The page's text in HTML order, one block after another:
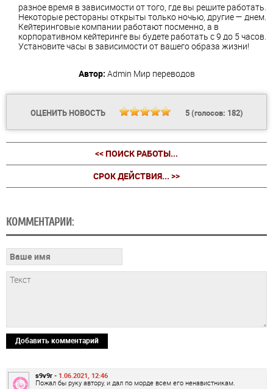
разное время в зависимости от того, где вы решите работать.
Некоторые рестораны открыты только ночью, другие — днем.
Кейтеринговые компании работают посменно, а в
корпоративном кейтеринге вы будете работать с 9 до 5 часов.
Установите часы в зависимости от вашего образа жизни!
Автор: Admin Мир переводов
ОЦЕНИТЬ НОВОСТЬ 5(голосов: 182)
<< ПОИСК РАБОТЫ...
СРОК ДЕЙСТВИЯ... >>
КОММЕНТАРИИ:
Добавить комментарий
s9v9r - 1.06.2021, 12:46
Пожал бы руку автору, и дал по морде всем его ненавистникам.